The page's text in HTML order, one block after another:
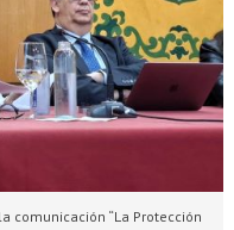
comunicación “La Protección